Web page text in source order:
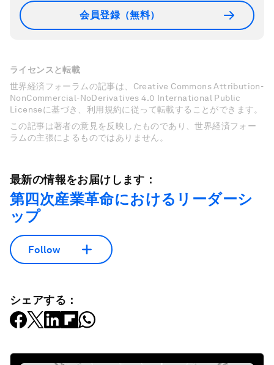
会員登録（無料）
ライセンスと転載
世界経済フォーラムの記事は、Creative Commons Attribution-
NonCommercial-NoDerivatives 4.0 International Public
Licenseに基づき、利用規約に従って転載することができます。
この記事は著者の意見を反映したものであり、世界経済フォー
ラムの主張によるものではありません。
最新の情報をお届けします：
第四次産業革命におけるリーダーシ
ップ
Follow
シェアする：